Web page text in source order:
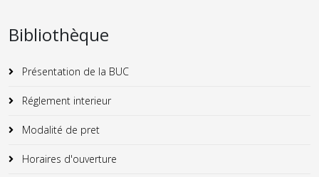
Bibliothèque
Présentation de la BUC
Réglement interieur
Modalité de pret
Horaires d'ouverture